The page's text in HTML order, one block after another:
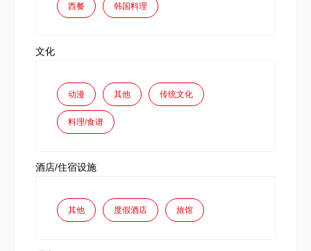
西餐 韩国料理
文化
动漫 其他 传统文化
料理/食谱
酒店/住宿设施
其他 度假酒店 旅馆